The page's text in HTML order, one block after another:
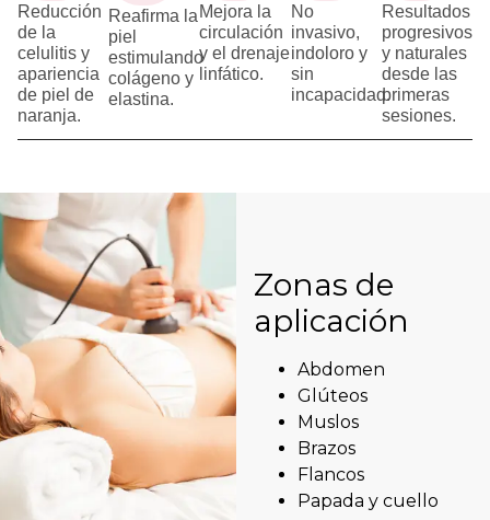
Reducción
de la
celulitis y
apariencia
de piel de
naranja.
Reafirma la
piel
estimulando
colágeno y
elastina.
Mejora la
circulación
y el drenaje
linfático.
No
invasivo,
indoloro y
sin
incapacidad.
Resultados
progresivos
y naturales
desde las
primeras
sesiones.
Zonas de
aplicación
Abdomen
Glúteos
Muslos
Brazos
Flancos
Papada y cuello